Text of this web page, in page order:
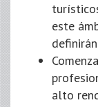
este
alto